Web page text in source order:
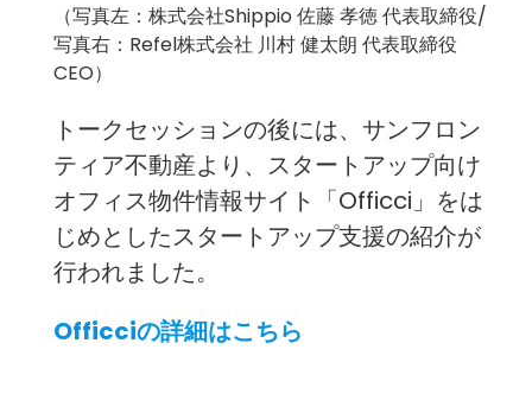
（写真左：株式会社Shippio 佐藤 孝徳 代表取締役/
写真右：Refel株式会社 川村 健太朗 代表取締役
CEO）
トークセッションの後には、サンフロン
ティア不動産より、スタートアップ向け
オフィス物件情報サイト「Officci」をは
じめとしたスタートアップ支援の紹介が
行われました。
Officciの詳細はこちら